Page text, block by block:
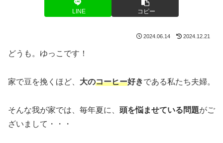
LINE コピー
2024.06.14 2024.12.21
どうも。ゆっこです！
家で豆を挽くほど、 大のコーヒー好きである私たち夫婦。
そんな我が家では、毎年夏に、 頭を悩ませている問題がご
ざいまして・・・